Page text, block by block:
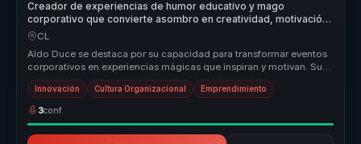
Creador de experiencias de humor educativo y mago
corporativo que convierte asombro en creatividad, motivación
y recordación para líderes y equipos.
CL
Aldo Duce se destaca por su capacidad para transformar eventos
corporativos en experiencias mágicas que inspiran y motivan. Su
enfoque ún...
Innovación Cultura Organizacional Emprendimiento
3conf.